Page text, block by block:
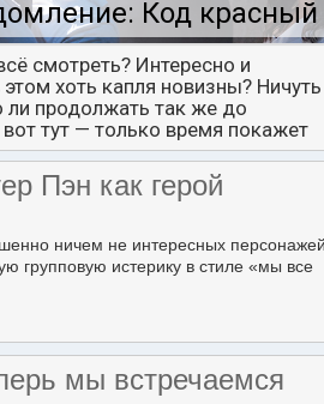
Код красный
смотреть? Интересно и
хоть капля новизны? Ничуть
продолжать так же до
тут — только время покажет
Пэн как герой
ничем не интересных
групповую истерику в стиле «мы все
мы встречаемся